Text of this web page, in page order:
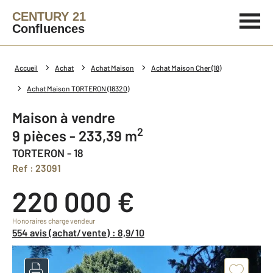
CENTURY 21
Confluences
Accueil Achat Achat Maison Achat Maison Cher (18)
Achat Maison TORTERON (18320)
Maison à vendre
9 pièces - 233,39 m2
TORTERON - 18
Ref : 23091
220 000 €
Honoraires charge vendeur
554 avis (achat/vente) : 8,9/10